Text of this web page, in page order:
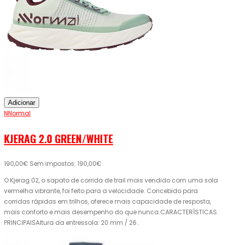
Adicionar
NNormal
KJERAG 2.0 GREEN/WHITE
190,00€ Sem impostos: 190,00€
O Kjerag 02, o sapato de corrida de trail mais vendido com uma sola
vermelha vibrante, foi feito para a velocidade. Concebido para
corridas rápidas em trilhos, oferece mais capacidade de resposta,
mais conforto e mais desempenho do que nunca.CARACTERÍSTICAS
PRINCIPAISAltura da entressola: 20 mm / 26..